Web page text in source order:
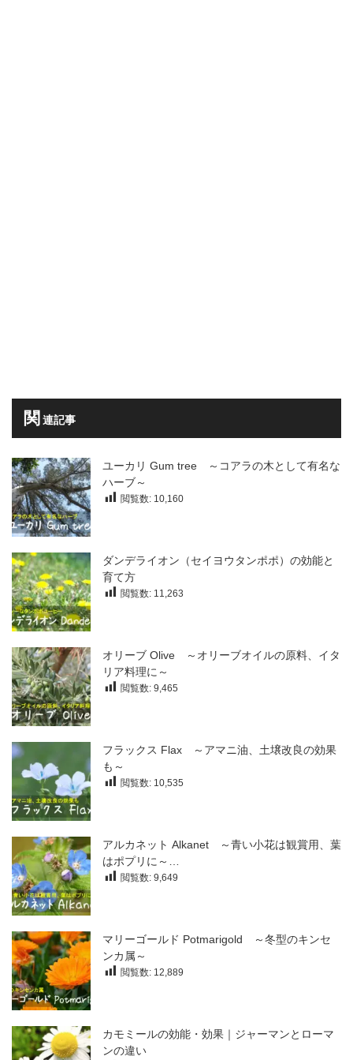
関 連記事
ユーカリ Gum tree ～コアラの木として有名な
ハーブ～
閲覧数: 10,160
ダンデライオン（セイヨウタンポポ）の効能と
育て方
閲覧数: 11,263
オリーブ Olive ～オリーブオイルの原料、イタ
リア料理に～
閲覧数: 9,465
フラックス Flax ～アマニ油、土壌改良の効果
も～
閲覧数: 10,535
アルカネット Alkanet ～青い小花は観賞用、葉
はポプリに～…
閲覧数: 9,649
マリーゴールド Potmarigold ～冬型のキンセ
ンカ属～
閲覧数: 12,889
カモミールの効能・効果｜ジャーマンとローマ
ンの違い